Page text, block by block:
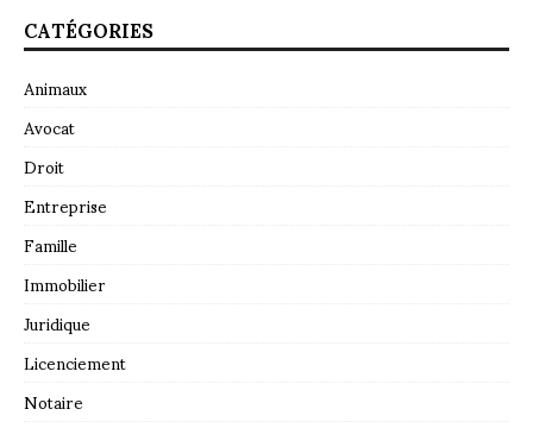
CATÉGORIES
Animaux
Avocat
Droit
Entreprise
Famille
Immobilier
Juridique
Licenciement
Notaire